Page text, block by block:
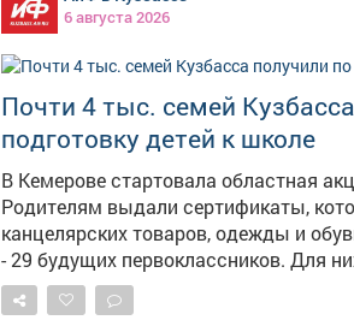
6 августа 2026
Почти 4 тыс. семей
подготовку детей к школе
В Кемерове стартовала областная
Родителям выдали сертификаты,
канцелярских товаров, одежды и обуви. Поддержку получили 286 детей, среди
- 29 будущих первоклассников. Для
наборы канцелярских принадлежностей. В акции участвуют десять
лёгкой промышленности Кузбасса -